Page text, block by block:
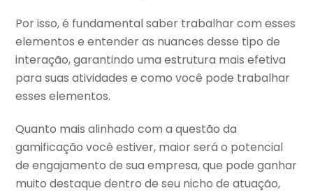
Por isso, é fundamental saber trabalhar com esses
elementos e entender as nuances desse tipo de
interação, garantindo uma estrutura mais efetiva
para suas atividades e como você pode trabalhar
esses elementos.
Quanto mais alinhado com a questão da
gamificação você estiver, maior será o potencial
de engajamento de sua empresa, que pode ganhar
muito destaque dentro de seu nicho de atuação,